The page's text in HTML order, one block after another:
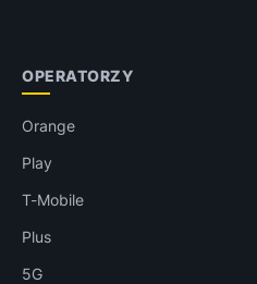
OPERATORZY
Orange
Play
T-Mobile
Plus
5G